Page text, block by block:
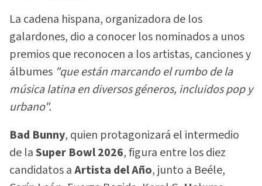
La cadena hispana, organizadora de los
galardones, dio a conocer los nominados a unos
premios que reconocen a los artistas, canciones y
álbumes "que están marcando el rumbo de la
música latina en diversos géneros, incluidos pop y
urbano".
Bad Bunny, quien protagonizará el intermedio
de laSuper Bowl 2026, figura entre los diez
candidatos aArtista del Año, junto a Beéle,